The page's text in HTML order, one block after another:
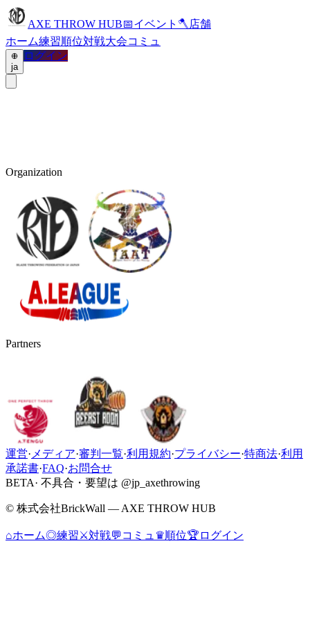
AXE THROW HUB📅イベント 🪓 店舗
ホーム練習順位対戦大会コミュ
ja
ログイン
Organization
Partners
運営· メディア·審判一覧·利用規約·プライバシー·特商法·利用
承諾書·FAQ·お問合せ
BETA· 不具合・要望は @jp_axethrowing
© 株式会社BrickWall — AXE THROW HUB
⌂ホーム◎練習⚔対戦💬 コミュ ♛順位🏆 ログイン